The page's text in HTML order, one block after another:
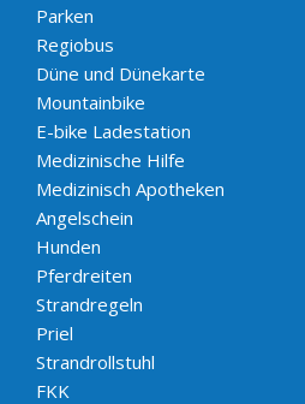
Parken
Regiobus
Düne und Dünekarte
Mountainbike
E-bike Ladestation
Medizinische Hilfe
Medizinisch Apotheken
Angelschein
Hunden
Pferdreiten
Strandregeln
Priel
Strandrollstuhl
FKK